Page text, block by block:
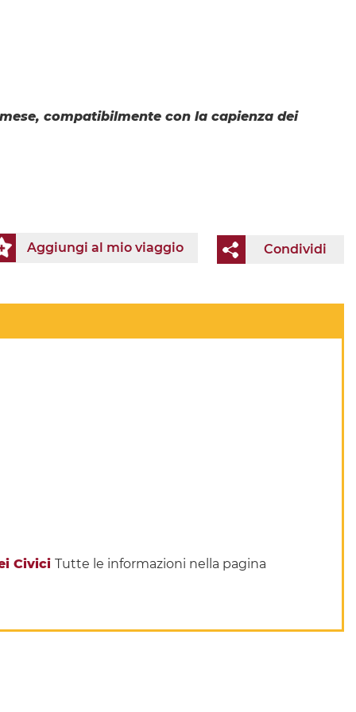
compatibilmente con la capienza dei
Condividi
Aggiungi al mio viaggio
Civici Tutte le informazioni nella pagina